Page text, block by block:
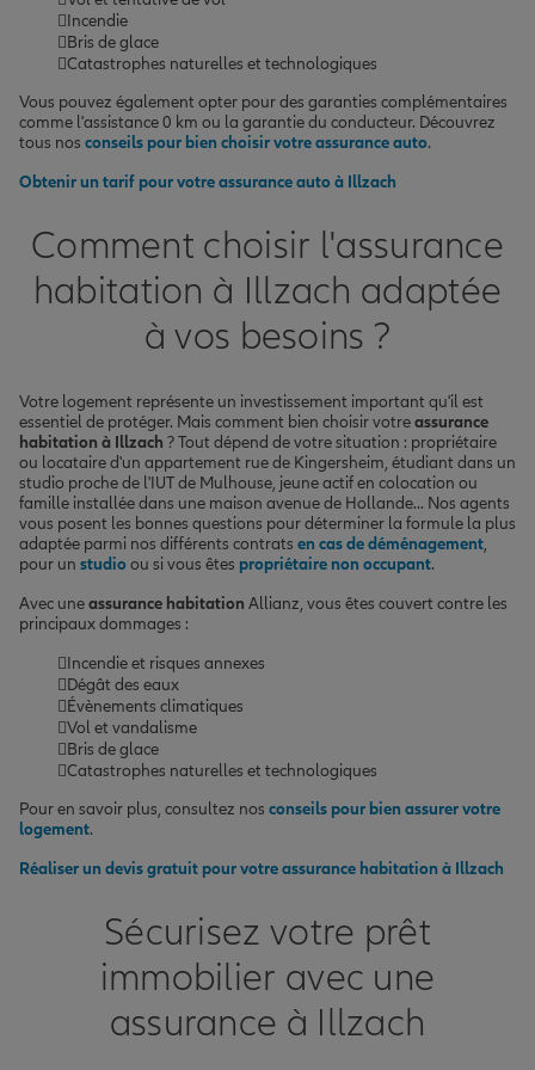
Incendie
Bris de glace
Catastrophes naturelles et technologiques
Vous pouvez également opter pour des garanties complémentaires
comme l'assistance 0 km ou la garantie du conducteur. Découvrez
tous nos conseils pour bien choisir votre assurance auto.
Obtenir un tarif pour votre assurance auto à Illzach
Comment choisir l'assurance
habitation à Illzach adaptée
à vos besoins ?
Votre logement représente un investissement important qu'il est
essentiel de protéger. Mais comment bien choisir votreassurance
habitation à Illzach ? Tout dépend de votre situation : propriétaire
ou locataire d'un appartement rue de Kingersheim, étudiant dans un
studio proche de l'IUT de Mulhouse, jeune actif en colocation ou
famille installée dans une maison avenue de Hollande... Nos agents
vous posent les bonnes questions pour déterminer la formule la plus
adaptée parmi nos différents contrats en cas de déménagement,
pour un studioou si vous êtes propriétaire non occupant.
Avec uneassurance habitation Allianz, vous êtes couvert contre les
principaux dommages :
Incendie et risques annexes
Dégât des eaux
Évènements climatiques
Vol et vandalisme
Bris de glace
Catastrophes naturelles et technologiques
Pour en savoir plus, consultez nos conseils pour bien assurer votre
logement.
Réaliser un devis gratuit pour votre assurance habitation à Illzach
Sécurisez votre prêt
immobilier avec une
assurance à Illzach